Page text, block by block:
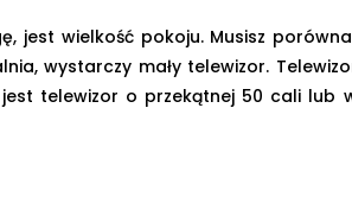
jest wielkość pokoju. Musisz
wystarczy mały telewizor.
telewizor o przekątnej 50 cali lub